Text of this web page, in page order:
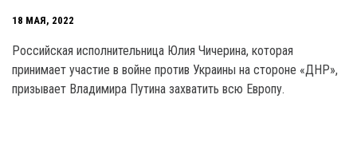
18 МАЯ, 2022
Российская исполнительница Юлия Чичерина, которая
принимает участие в войне против Украины на стороне «ДНР»,
призывает Владимира Путина захватить всю Европу.